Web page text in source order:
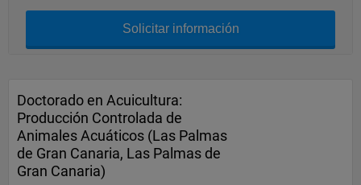
Solicitar información
Doctorado en Acuicultura:
Producción Controlada de
Animales Acuáticos (Las Palmas
de Gran Canaria, Las Palmas de
Gran Canaria)